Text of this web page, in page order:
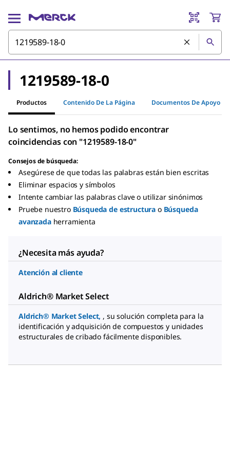
1219589-18-0
Productos Contenido De La Página Documentos De Apoyo
Lo sentimos, no hemos podido encontrar
coincidencias con "1219589-18-0"
Consejos de búsqueda:
Asegúrese de que todas las palabras están bien escritas
Eliminar espacios y símbolos
Intente cambiar las palabras clave o utilizar sinónimos
Pruebe nuestro Búsqueda de estructura o Búsqueda
avanzada herramienta
¿Necesita más ayuda?
Atención al cliente
Aldrich® Market Select
Aldrich® Market Select, , su solución completa para la
identificación y adquisición de compuestos y unidades
estructurales de cribado fácilmente disponibles.